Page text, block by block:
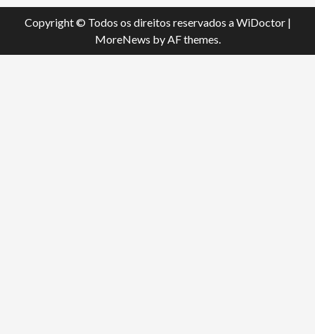
Copyright © Todos os direitos reservados a WiDoctor |
MoreNews by AF themes.